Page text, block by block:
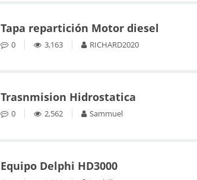
Tapa repartición Motor diesel
0 3,163 RICHARD2020
Trasnmision Hidrostatica
0 2,562 Sammuel
Equipo Delphi HD3000